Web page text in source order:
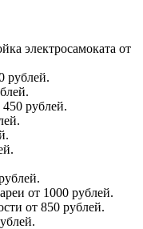
электросамоката от
рублей.
рублей.
от 1000 рублей.
от 850 рублей.